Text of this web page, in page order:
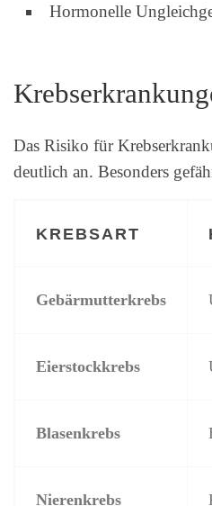
Hormonelle
Das Risiko für
deutlich an. Besonders
KREBSART
Gebärmutterkrebs
Eierstockkrebs
Blasenkrebs
Nierenkrebs